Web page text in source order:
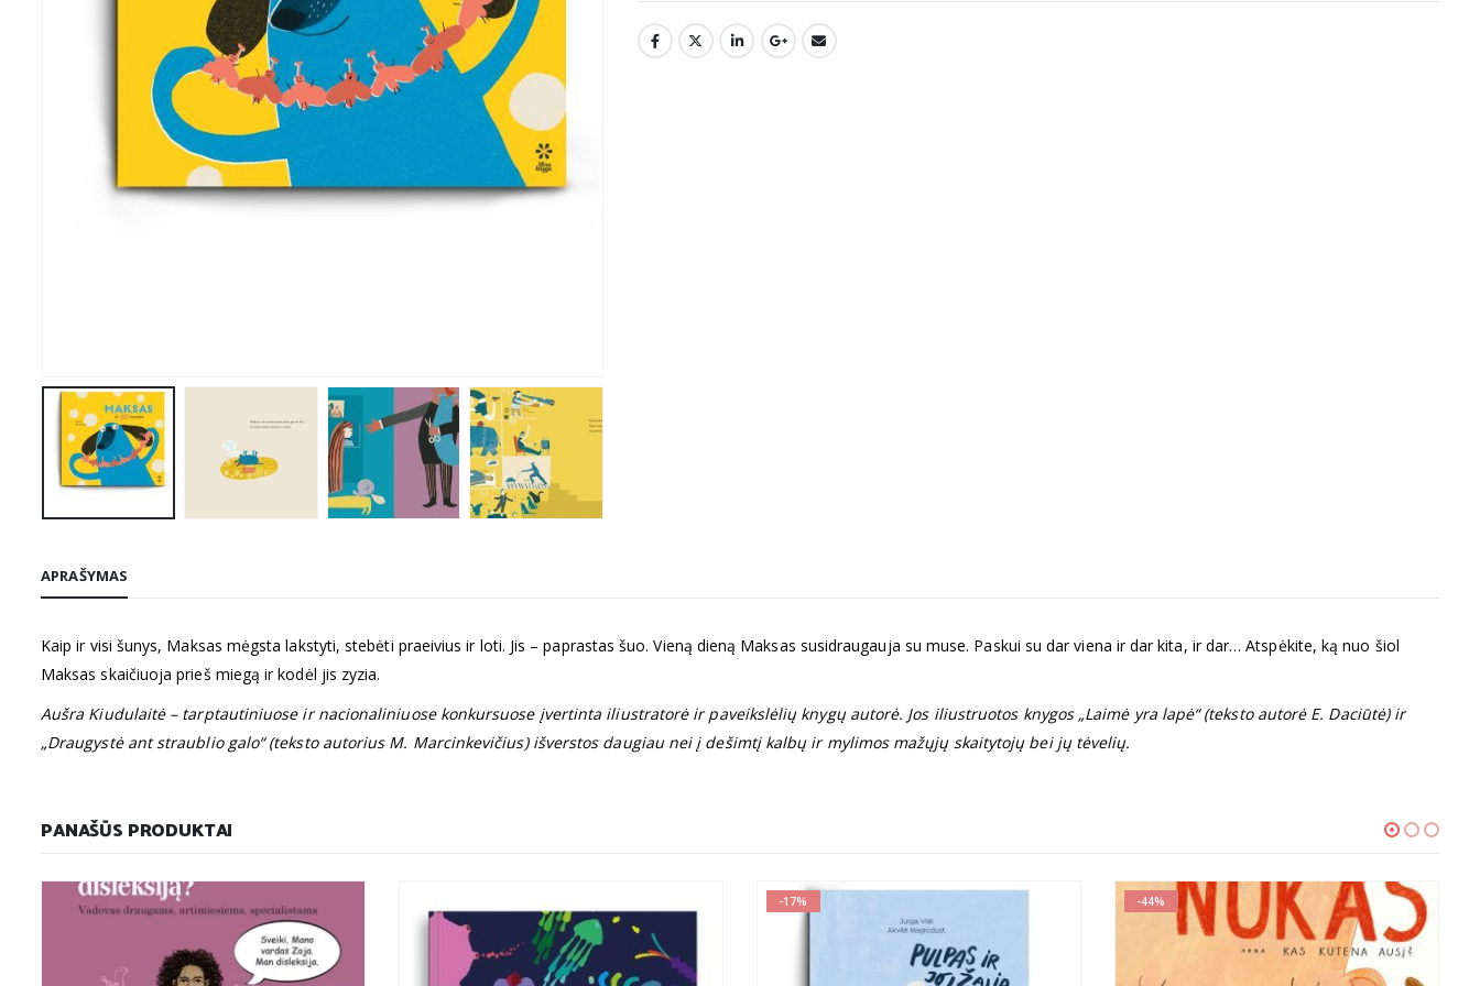
APRAŠYMAS
Kaip ir visi šunys, Maksas mėgsta lakstyti, stebėti praeivius ir loti. Jis – paprastas šuo. Vieną dieną Maksas susidraugauja su muse. Paskui su dar viena ir dar kita, ir dar… Atspėkite, ką nuo šiol
Maksas skaičiuoja prieš miegą ir kodėl jis zyzia.
Aušra Kiudulaitė – tarptautiniuose ir nacionaliniuose konkursuose įvertinta iliustratorė ir paveikslėlių knygų autorė. Jos iliustruotos knygos „Laimė yra lapė“ (teksto autorė E. Daciūtė) ir
„Draugystė ant straublio galo“ (teksto autorius M. Marcinkevičius) išverstos daugiau nei į dešimtį kalbų ir mylimos mažųjų skaitytojų bei jų tėvelių.
PANAŠŪS PRODUKTAI
-44%